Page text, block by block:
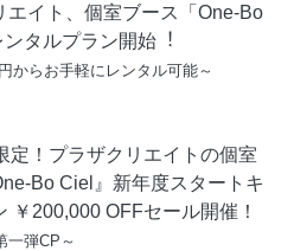
エイト、個室ブース「One-Bo
タルプラン開始︕
からお手軽にレンタル可能～
定！プラザクリエイトの個室
Bo Ciel』新年度スタートキ
￥200,000 OFFセール開催！
一弾CP～